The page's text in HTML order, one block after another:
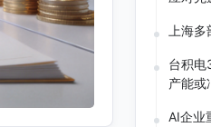
上海
台积电
产能或
AI企业